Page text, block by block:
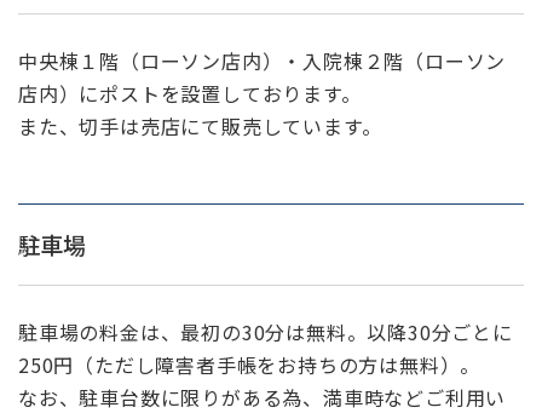
中央棟１階（ローソン店内）・入院棟２階（ローソン
店内）にポストを設置しております。
また、切手は売店にて販売しています。
駐車場
駐車場の料金は、最初の30分は無料。以降30分ごとに
250円（ただし障害者手帳をお持ちの方は無料）。
なお、駐車台数に限りがある為、満車時などご利用い